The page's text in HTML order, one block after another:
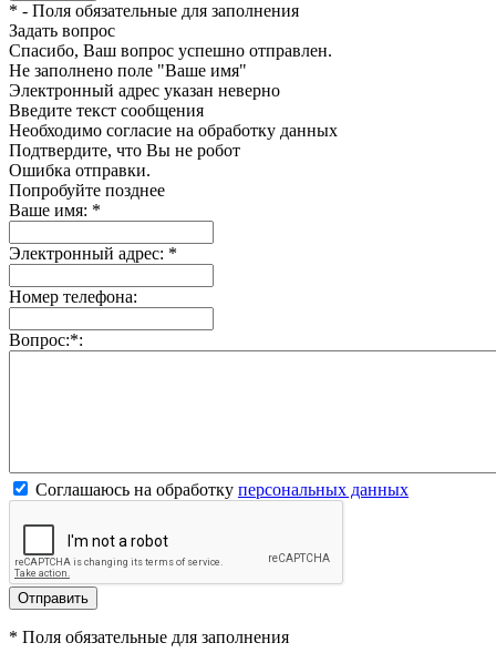
* - Поля обязательные для заполнения
Задать вопрос
Спасибо, Ваш вопрос успешно отправлен.
Не заполнено поле "Ваше имя"
Электронный адрес указан неверно
Введите текст сообщения
Необходимо согласие на обработку данных
Подтвердите, что Вы не робот
Ошибка отправки.
Попробуйте позднее
Ваше имя: *
Электронный адрес: *
Номер телефона:
Вопрос:*:
Соглашаюсь на обработку персональных данных
* Поля обязательные для заполнения